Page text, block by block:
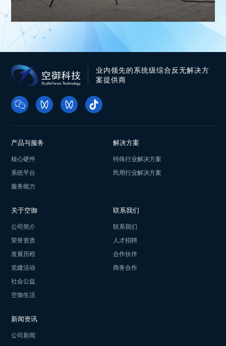
业内领先的系统级综合反无解决方
案提供商
产品与服务
核心硬件
系统平台
服务能力
解决方案
特殊行业解决方案
民用行业解决方案
新闻资讯
公司新闻
联系我们
联系我们
人才招聘
合作伙伴
商务合作
关于空御
公司简介
荣誉资质
发展历程
党建活动
社会公益
空御生活